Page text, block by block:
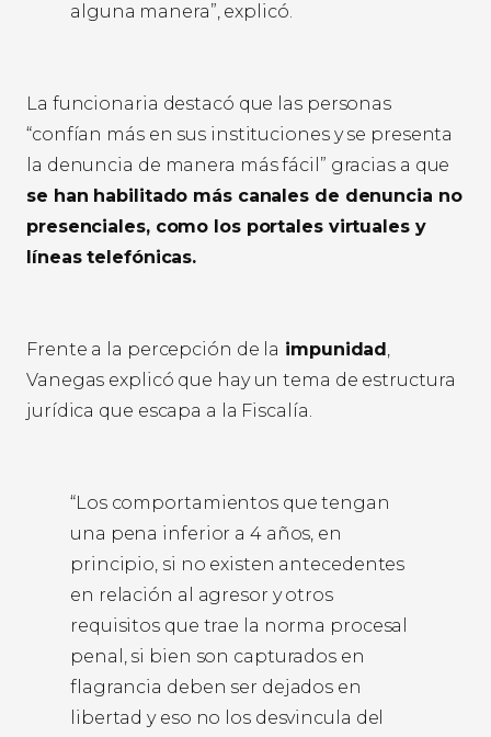
alguna manera”, explicó.
La funcionaria destacó que las personas
“confían más en sus instituciones y se presenta
la denuncia de manera más fácil” gracias a que
se han habilitado más canales de denuncia no
presenciales, como los portales virtuales y
líneas telefónicas.
Frente a la percepción de la impunidad ,
Vanegas explicó que hay un tema de estructura
jurídica que escapa a la Fiscalía.
“Los comportamientos que tengan
una pena inferior a 4 años, en
principio, si no existen antecedentes
en relación al agresor y otros
requisitos que trae la norma procesal
penal, si bien son capturados en
flagrancia deben ser dejados en
libertad y eso no los desvincula del